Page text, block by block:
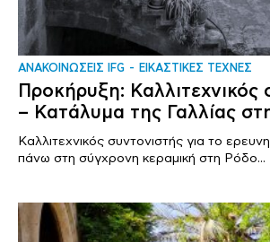
ΑΝΑΚΟΙΝΩΣΕΙΣ IFG ΕΙΚΑΣΤΙΚΕΣ ΤΕΧΝΕΣ
Προκήρυξη: Καλλιτεχνικός
– Κατάλυμα της Γαλλίας
Καλλιτεχνικός συντονιστής για το
πάνω στη σύγχρονη κεραμική στη Ρόδο...